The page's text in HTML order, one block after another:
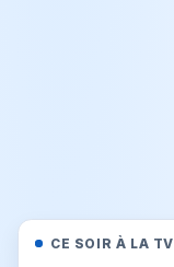
CE SOIR À LA TV